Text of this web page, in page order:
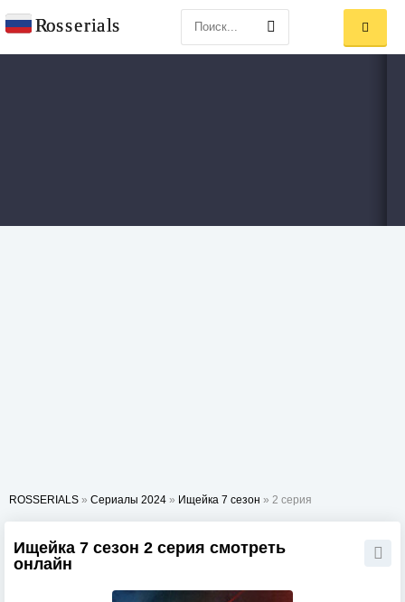
ROSSERIALS » Сериалы 2024 » Ищейка 7 сезон » 2 серия
Ищейка 7 сезон 2 серия смотреть
онлайн